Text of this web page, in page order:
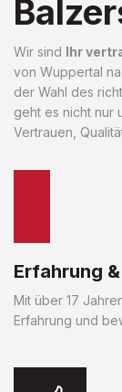
Wir sind Ihr
von Wuppertal
der Wahl des
geht es nicht nur
Vertrauen,
Erfahrung
Mit über 17
Erfahrung und